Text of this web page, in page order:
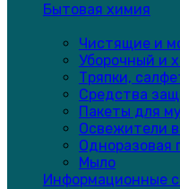
Бытовая химия
Чистящие и
Уборочный и
Тряпки,
Средства
Пакеты для
Освежители
Одноразовая
Мыло
Информационные